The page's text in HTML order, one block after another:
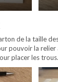
de la taille
pouvoir la relier
placer les trous.